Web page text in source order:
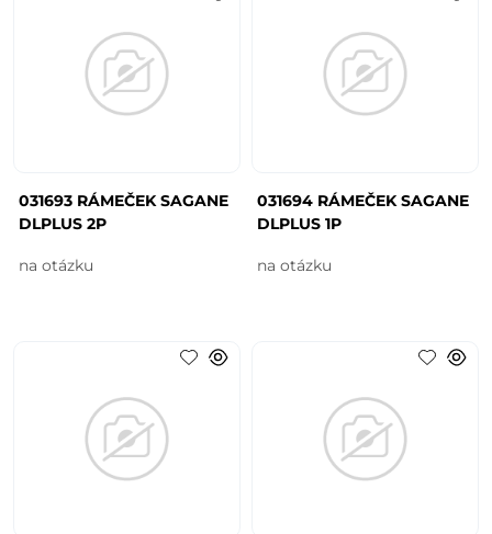
031693 RÁMEČEK SAGANE
DLPLUS 2P
na otázku
031694 RÁMEČEK SAGANE
DLPLUS 1P
na otázku